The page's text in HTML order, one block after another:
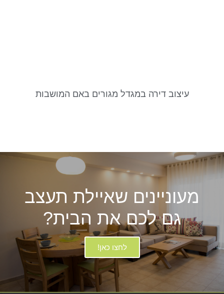
עיצוב דירה במגדל מגורים באם המושבות
מעוניינים שאיילת תעצב
גם לכם את הבית?
לחצו כאן!